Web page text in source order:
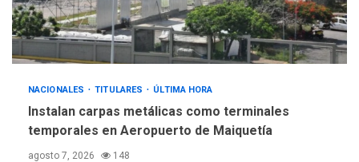
debacle atómica. Japón
debate principios no
nucleares
NACIONALES TITULARES ÚLTIMA HORA
Instalan carpas metálicas como terminales
temporales en Aeropuerto de Maiquetía
agosto 7, 2026 148